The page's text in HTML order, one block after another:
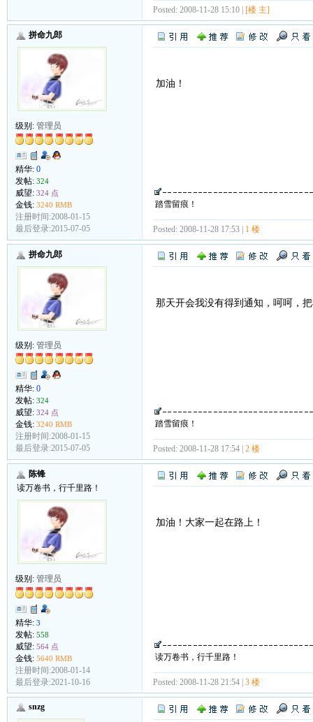
Posted: 2008-11-28 15:10 | [楼 主]
拼命九郎
级别: 管理员
精华: 0
发帖: 324
威望: 324 点
金钱: 3240 RMB
注册时间:2008-01-15
最后登录:2015-07-05
加油！
踏雪留痕！
Posted: 2008-11-28 17:53 | 1 楼
拼命九郎
级别: 管理员
精华: 0
发帖: 324
威望: 324 点
金钱: 3240 RMB
注册时间:2008-01-15
最后登录:2015-07-05
那天开会我没有得到通知，呵呵，
踏雪留痕！
Posted: 2008-11-28 17:54 | 2 楼
陈锋
读万卷书，行千里路！
级别: 管理员
精华: 3
发帖: 558
威望: 564 点
金钱: 5640 RMB
注册时间:2008-01-14
最后登录:2021-10-16
加油！大家一起在路上！
读万卷书，行千里路！
Posted: 2008-11-28 21:54 | 3 楼
snzg